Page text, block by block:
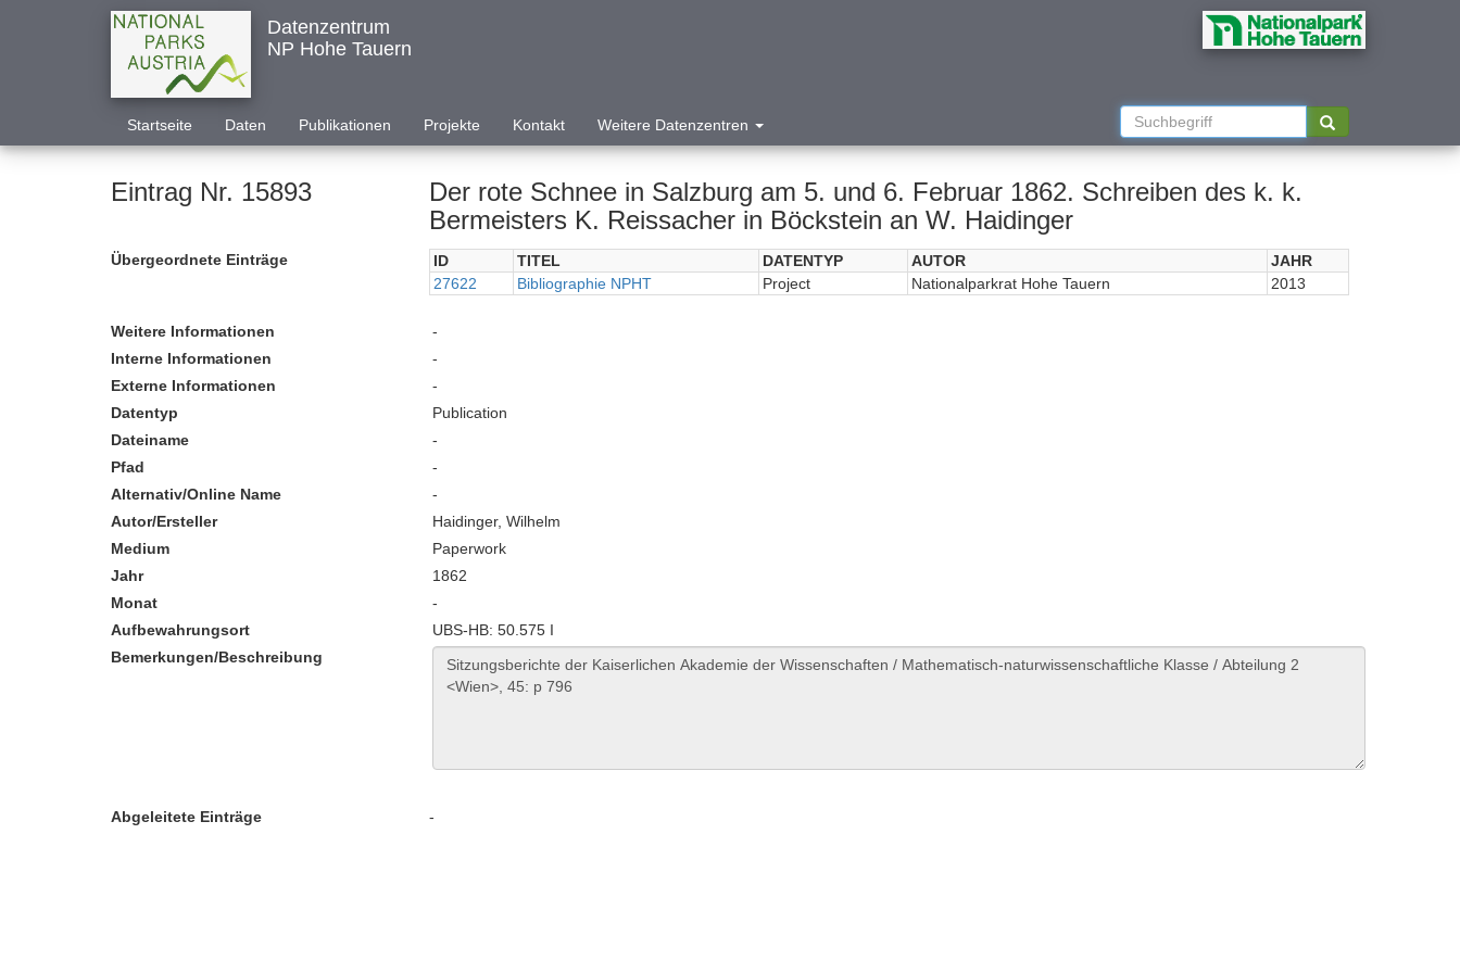
Datenzentrum
NP Hohe Tauern
Startseite Daten Publikationen Projekte Kontakt Weitere Datenzentren
Eintrag Nr. 15893
Der rote Schnee in Salzburg am 5. und 6. Februar 1862. Schreiben des k. k.
Bermeisters K. Reissacher in Böckstein an W. Haidinger
Übergeordnete Einträge ID TITEL DATENTYP AUTOR
JAHR
27622
Bibliographie NPHT Project Nationalparkrat Hohe Tauern 2013
Weitere Informationen
-
Interne Informationen
-
Externe Informationen
-
Datentyp
Publication
Dateiname
-
Pfad
-
Alternativ/Online Name
-
Autor/Ersteller
Haidinger, Wilhelm
Medium
Paperwork
Jahr
1862
Monat
-
Aufbewahrungsort
UBS-HB: 50.575 I
Bemerkungen/Beschreibung
Abgeleitete Einträge -